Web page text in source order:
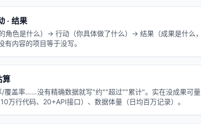
· 结果
角色是什么）→ 行动（你具体做了什么）→ 结果（成果是什么，
内容的项目等于没写。
算
/覆盖率……没有精确数据就写"约""超过""累计"。实在没成果可量
万行代码、20+API接口）、数据体量（日均百万记录）。